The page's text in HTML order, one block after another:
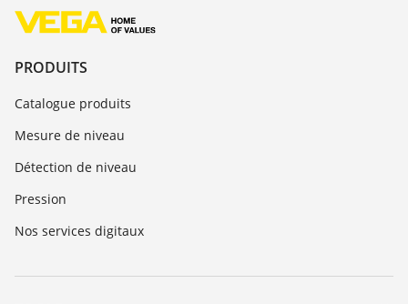
PRODUITS
Catalogue produits
Mesure de niveau
Détection de niveau
Pression
Nos services digitaux